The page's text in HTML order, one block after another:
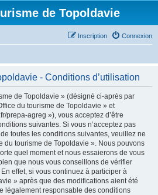
de Topoldavie
Connexion
Inscription
- Conditions d’utilisation
de Topoldavie » (désigné ci-après par
du tourisme de Topoldavie » et
prepa-agreg »), vous acceptez d’être
suivantes. Si vous n’acceptez pas
toutes les conditions suivantes, veuillez ne
du tourisme de Topoldavie ». Nous pouvons
quel moment et nous essaierons de vous
que nous vous conseillons de vérifier
effet, si vous continuez à participer à
» après que des modifications aient été
légalement responsable des conditions